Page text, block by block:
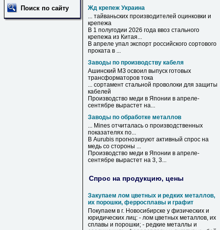
Поиск по сайту
Жд крепеж Украина
... тайваньских производителей оцинковки и
крепежа
В 1 полугодии 2026 года ввоз стального
крепежа из Китая...
В апреле упал экспорт российского сортового
проката в ...
Заводы по производству кабеля
Ашинский МЗ освоил выпуск готовых
трансформаторов тока
... сортамент стальной проволоки для защиты
кабелей
Производство меди в Японии в апреле-
сентябре вырастет на...
Заводы по обработке металлов
... Mines отчиталась о производственных
показателях по...
В Aurubis прогнозируют активный спрос на
медь со стороны ...
Производство меди в Японии в апреле-
сентябре вырастет на 3, 3...
Спрос на продукцию, цены
Закупаем лом цветных и редких металлов,
их порошки, ферросплавы и графит
Покупаем в г. Новосибирске у физических и
юридических лиц: - лом цветных металлов, их
сплавы и порошки; - редкие металлы и